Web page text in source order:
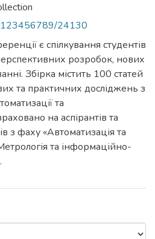
123456789/24130
є спілкування студентів
розробок, нових
Збірка містить 100 статей
та практичних досліджень з
та
на аспірантів та
з фаху «Автоматизація та
та інформаційно-